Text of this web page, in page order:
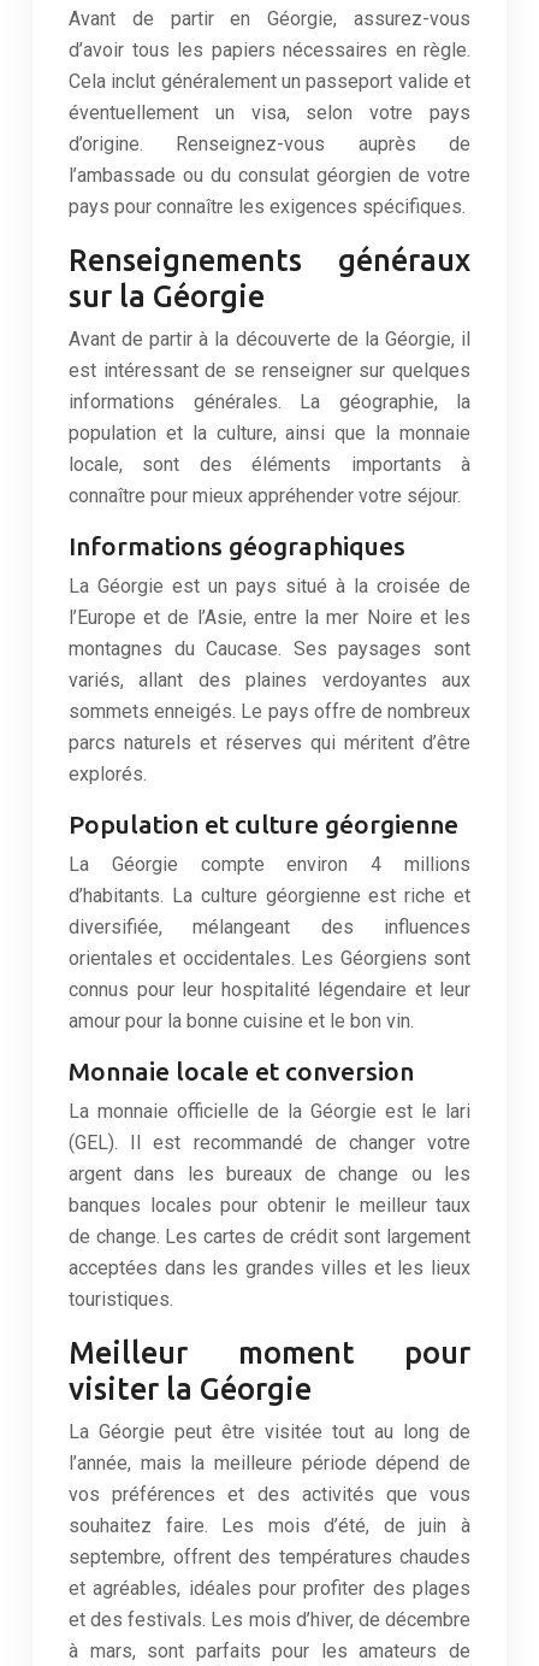
Avant de partir en Géorgie, assurez-vous
d’avoir tous les papiers nécessaires en règle.
Cela inclut généralement un passeport valide et
éventuellement un visa, selon votre pays
d’origine. Renseignez-vous auprès de
l’ambassade ou du consulat géorgien de votre
pays pour connaître les exigences spécifiques.
Renseignements généraux
sur la Géorgie
Avant de partir à la découverte de la Géorgie, il
est intéressant de se renseigner sur quelques
informations générales. La géographie, la
population et la culture, ainsi que la monnaie
locale, sont des éléments importants à
connaître pour mieux appréhender votre séjour.
Informations géographiques
La Géorgie est un pays situé à la croisée de
l’Europe et de l’Asie, entre la mer Noire et les
montagnes du Caucase. Ses paysages sont
variés, allant des plaines verdoyantes aux
sommets enneigés. Le pays offre de nombreux
parcs naturels et réserves qui méritent d’être
explorés.
Population et culture géorgienne
La Géorgie compte environ 4 millions
d’habitants. La culture géorgienne est riche et
diversifiée, mélangeant des influences
orientales et occidentales. Les Géorgiens sont
connus pour leur hospitalité légendaire et leur
amour pour la bonne cuisine et le bon vin.
Monnaie locale et conversion
La monnaie officielle de la Géorgie est le lari
(GEL). Il est recommandé de changer votre
argent dans les bureaux de change ou les
banques locales pour obtenir le meilleur taux
de change. Les cartes de crédit sont largement
acceptées dans les grandes villes et les lieux
touristiques.
Meilleur moment pour
visiter la Géorgie
La Géorgie peut être visitée tout au long de
l’année, mais la meilleure période dépend de
vos préférences et des activités que vous
souhaitez faire. Les mois d’été, de juin à
septembre, offrent des températures chaudes
et agréables, idéales pour profiter des plages
et des festivals. Les mois d’hiver, de décembre
à mars, sont parfaits pour les amateurs de